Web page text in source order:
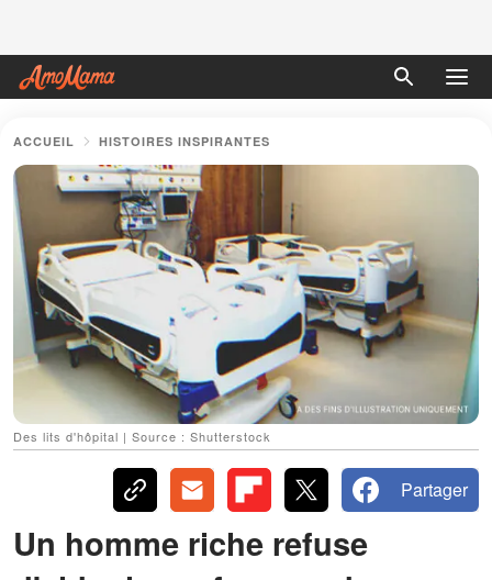
ACCUEIL HISTOIRES INSPIRANTES
Des lits d'hôpital | Source : Shutterstock
Partager
Un homme riche refuse